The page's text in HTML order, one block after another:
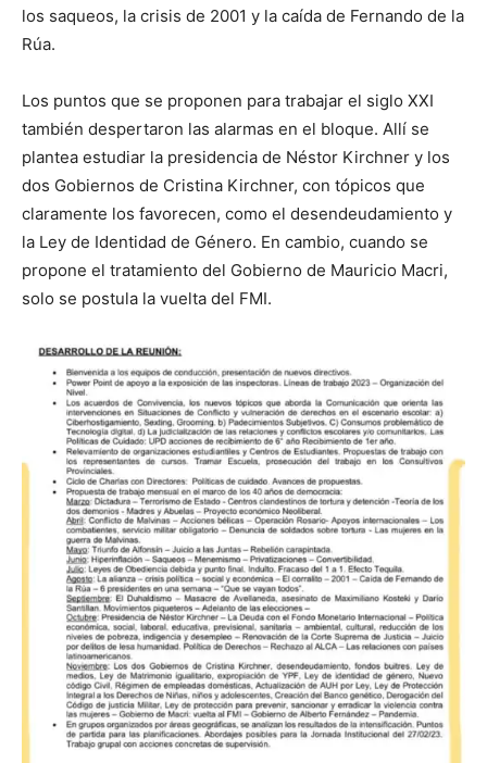
los saqueos, la crisis de 2001 y la caída de Fernando de la
Rúa.
Los puntos que se proponen para trabajar el siglo XXI
también despertaron las alarmas en el bloque. Allí se
plantea estudiar la presidencia de Néstor Kirchner y los
dos Gobiernos de Cristina Kirchner, con tópicos que
claramente los favorecen, como el desendeudamiento y
la Ley de Identidad de Género. En cambio, cuando se
propone el tratamiento del Gobierno de Mauricio Macri,
solo se postula la vuelta del FMI.